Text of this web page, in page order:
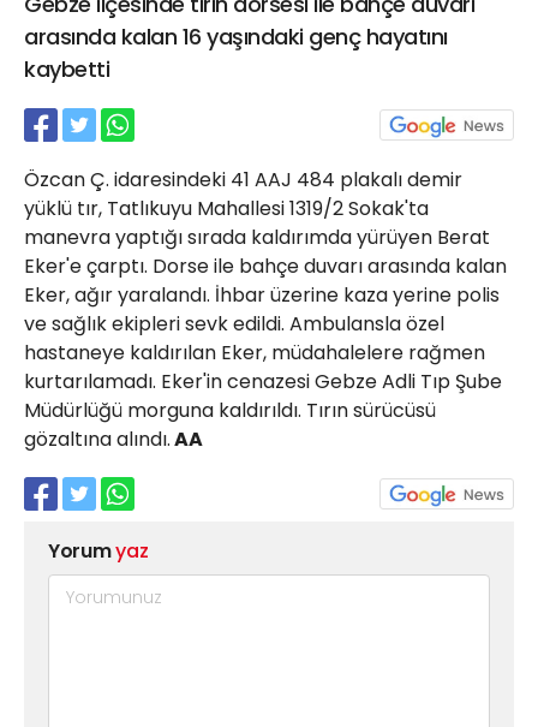
arasında kalan 16 yaşındaki genç hayatını
kaybetti
Özcan Ç. idaresindeki 41 AAJ 484 plakalı demir
yüklü tır, Tatlıkuyu Mahallesi 1319/2 Sokak'ta
manevra yaptığı sırada kaldırımda yürüyen Berat
Eker'e çarptı. Dorse ile bahçe duvarı arasında kalan
Eker, ağır yaralandı. İhbar üzerine kaza yerine polis
ve sağlık ekipleri sevk edildi. Ambulansla özel
hastaneye kaldırılan Eker, müdahalelere rağmen
kurtarılamadı. Eker'in cenazesi Gebze Adli Tıp Şube
Müdürlüğü morguna kaldırıldı. Tırın sürücüsü
gözaltına alındı.AA
Yorumyaz
21 Gölcük
02624132333